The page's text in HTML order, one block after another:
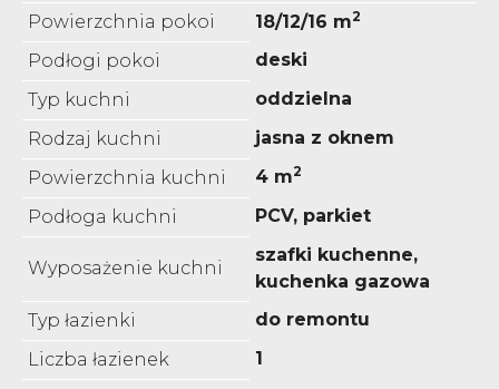
Powierzchnia pokoi 18/12/16 m2
Podłogi pokoi
deski
Typ kuchni
oddzielna
Rodzaj kuchni
jasna z oknem
Powierzchnia kuchni
4 m2
Podłoga kuchni PCV, parkiet
Wyposażenie kuchni
szafki kuchenne,
kuchenka gazowa
Typ łazienki
do remontu
Liczba łazienek
1